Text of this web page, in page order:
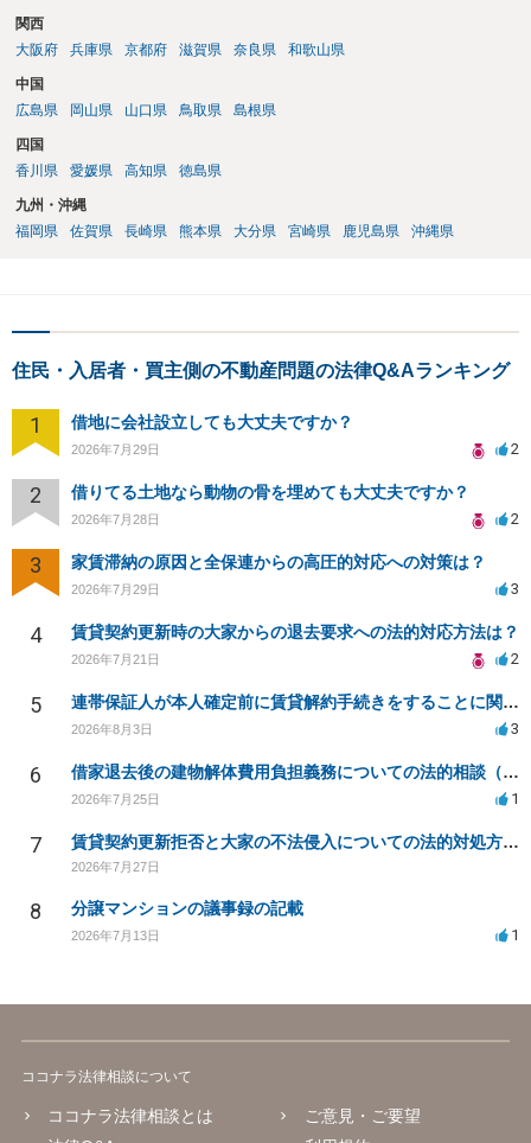
関西
大阪府
兵庫県 京都府 滋賀県 奈良県 和歌山県
中国
広島県
岡山県 山口県 鳥取県 島根県
四国
香川県
愛媛県 高知県 徳島県
九州・沖縄
福岡県
佐賀県 長崎県 熊本県 大分県 宮崎県 鹿児島県 沖縄県
住民・入居者・買主側の不動産問題の法律Q&Aランキング
1 借地に会社設立しても大丈夫ですか？
2026年7月29日 2
2 借りてる土地なら動物の骨を埋めても大丈夫ですか？
2026年7月28日 2
3 家賃滞納の原因と全保連からの高圧的対応への対策は？
2026年7月29日 3
4 賃貸契約更新時の大家からの退去要求への法的対応方法は？
2026年7月21日 2
5 連帯保証人が本人確定前に賃貸解約手続きをすることに関して
2026年8月3日 3
6 借家退去後の建物解体費用負担義務についての法的相談（補足説明修正）
2026年7月25日 1
7 賃貸契約更新拒否と大家の不法侵入についての法的対処方法は？
2026年7月27日
8 分譲マンションの議事録の記載
2026年7月13日 1
ココナラ法律相談について
ココナラ法律相談とは
ご意見・ご要望